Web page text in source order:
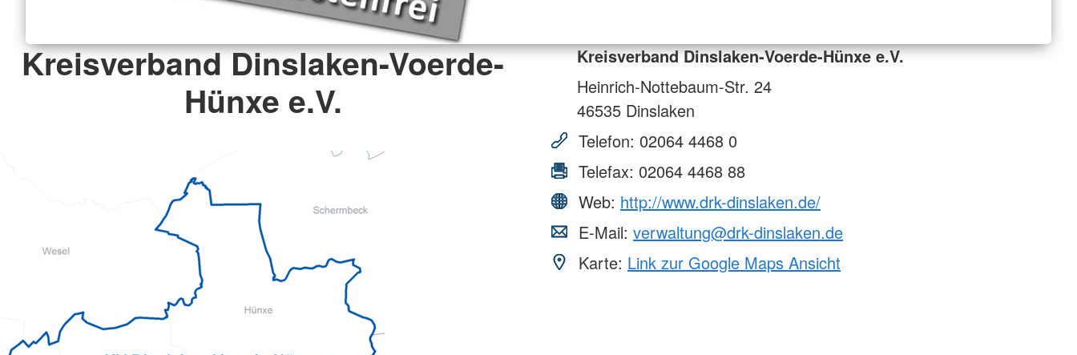
Kreisverband Dinslaken-Voerde-
Hünxe e.V.
Kreisverband Dinslaken-Voerde-Hünxe e.V.
Heinrich-Nottebaum-Str. 24
46535 Dinslaken
Telefon: 02064 4468 0
Telefax: 02064 4468 88
Web: http://www.drk-dinslaken.de/
E-Mail: verwaltung@drk-dinslaken.de
Karte: Link zur Google Maps Ansicht